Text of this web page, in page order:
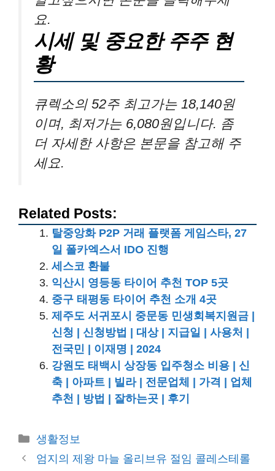
요.
시세 및 중요한 주주 현
황
큐렉소의 52주 최고가는 18,140원
이며, 최저가는 6,080원입니다. 좀
더 자세한 사항은 본문을 참고해 주
세요.
Related Posts:
탈중앙화 P2P 거래 플랫폼 게임스타, 27
일 폴카엑스서 IDO 진행
세스코 환불
익산시 영등동 타이어 추천 TOP 5곳
중구 태평동 타이어 추천 소개 4곳
제주도 서귀포시 중문동 민생회복지원금 |
신청 | 신청방법 | 대상 | 지급일 | 사용처 |
전국민 | 이재명 | 2024
강원도 태백시 상장동 입주청소 비용 | 신
축 | 아파트 | 빌라 | 전문업체 | 가격 | 업체
추천 | 방법 | 잘하는곳 | 후기
카
테
생활정보
엄지의 제왕 마늘 올리브유 절임 콜레스테롤